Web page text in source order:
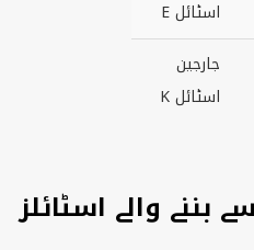
اسٹائل E
جارجین
اسٹائل K
بننے والے اسٹائلز